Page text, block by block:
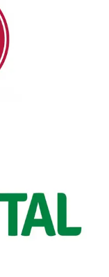
la
A (EN 3-7)
ensayos según la
de eficacia 8A
con
en ExpoFlorestal:
fácil de